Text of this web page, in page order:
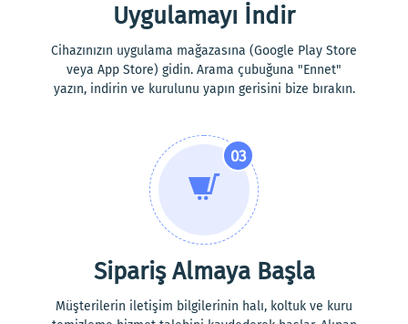
Uygulamayı İndir
Cihazınızın uygulama mağazasına (Google Play Store
veya App Store) gidin. Arama çubuğuna "Ennet"
yazın, indirin ve kurulunu yapın gerisini bize bırakın.
03
Sipariş Almaya Başla
Müşterilerin iletişim bilgilerinin halı, koltuk ve kuru